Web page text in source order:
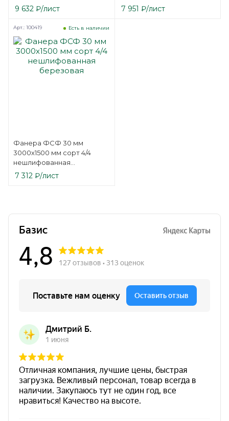
9 632 ₽/лист 7 951 ₽/лист
Фанера ФСФ 30 мм
3000х1500 мм сорт 4/4
нешлифованная
березовая
Есть в наличии
Арт.: 100419
7 312 ₽/лист